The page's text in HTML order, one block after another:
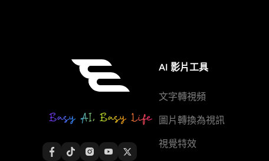
AI 影片工具
文字轉視頻
圖片轉換為視訊
視覺特效